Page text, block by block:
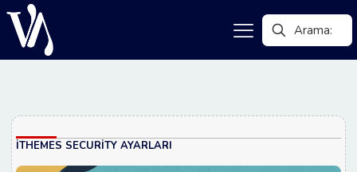
ITHEMES SECURITY AYARLARI